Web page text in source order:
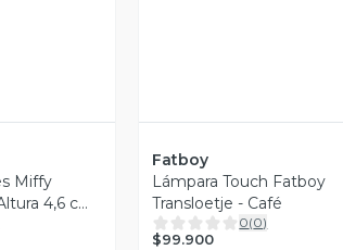
Miffy
4,6 cm
Fatboy
Lámpara Touch Fatboy
Transloetje - Café
0(0)
$99.900